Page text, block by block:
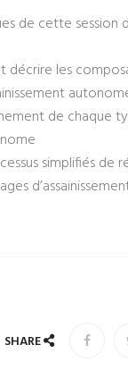
de cette
décrire les
de chaque
simplifiés de
SHARE